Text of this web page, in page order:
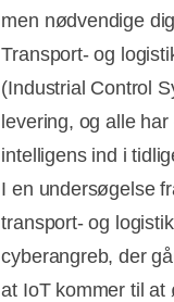
men nødvendige
Transport- og
(Industrial Control
levering, og alle
intelligens ind i
I en undersøgelse
transport- og
cyberangreb, der
at IoT kommer til at